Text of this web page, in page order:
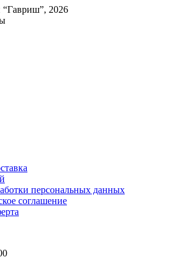
чая
пряный
овощная
пряный
салатный (Витлуф)
2026
персональных данных
соглашение